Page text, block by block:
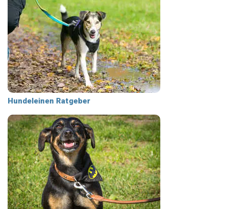
Hundeleinen Ratgeber